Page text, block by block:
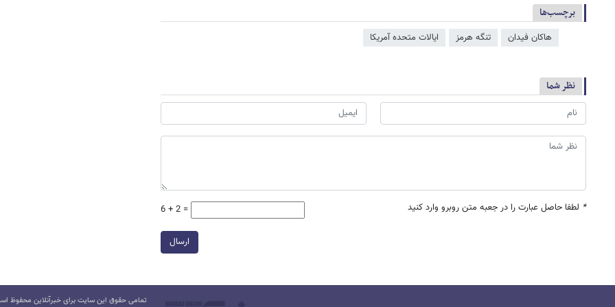
برچسب‌ها
هاکان فیدان تنگه هرمز ایالات متحده آمریکا
نظر شما
* لطفا حاصل عبارت را در جعبه متن روبرو وارد کنید 6 + 2 =
ارسال
تمامی حقوق این سایت برای خبرآنلاین محفوظ